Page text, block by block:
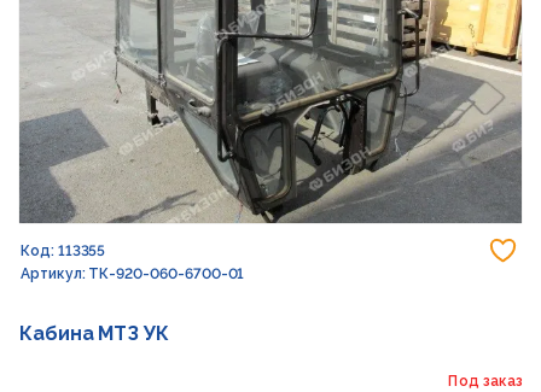
Код: 113355
Артикул: ТК-920-060-6700-01
Кабина МТЗ УК
Под заказ